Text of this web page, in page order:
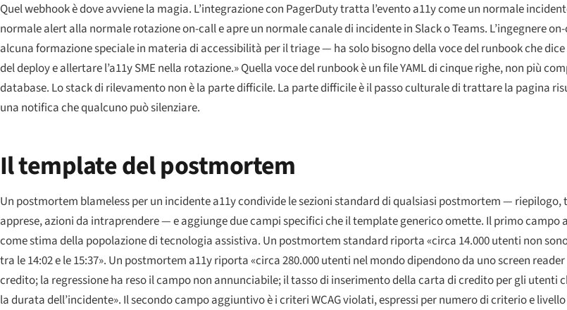
Quel webhook è dove avviene la magia. L’integrazione con PagerDuty tratta l’evento a11y come un normale
normale alert alla normale rotazione on-call e apre un normale canale di incidente in Slack o Teams. L’ingegnere
alcuna formazione speciale in materia di accessibilità per il triage — ha solo bisogno della voce del runbook che
del deploy e allertare l’a11y SME nella rotazione.» Quella voce del runbook è un file YAML di cinque righe, non più
database. Lo stack di rilevamento non è la parte difficile. La parte difficile è il passo culturale di trattare la pagina
una notifica che qualcuno può silenziare.
Il template del postmortem
Un postmortem blameless per un incidente a11y condivide le sezioni standard di qualsiasi postmortem —
apprese, azioni da intraprendere — e aggiunge due campi specifici che il template generico omette. Il primo
come stima della popolazione di tecnologia assistiva. Un postmortem standard riporta «circa 14.000 utenti non
tra le 14:02 e le 15:37». Un postmortem a11y riporta «circa 280.000 utenti nel mondo dipendono da uno screen
credito; la regressione ha reso il campo non annunciabile; il tasso di inserimento della carta di credito per gli utenti
la durata dell’incidente». Il secondo campo aggiuntivo è i criteri WCAG violati, espressi per numero di criterio e